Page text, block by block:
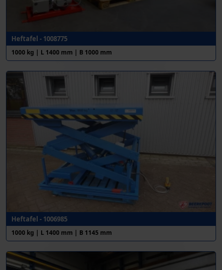
Heftafel - 1008775
1000 kg | L 1400 mm | B 1000 mm
Heftafel - 1006985
1000 kg | L 1400 mm | B 1145 mm